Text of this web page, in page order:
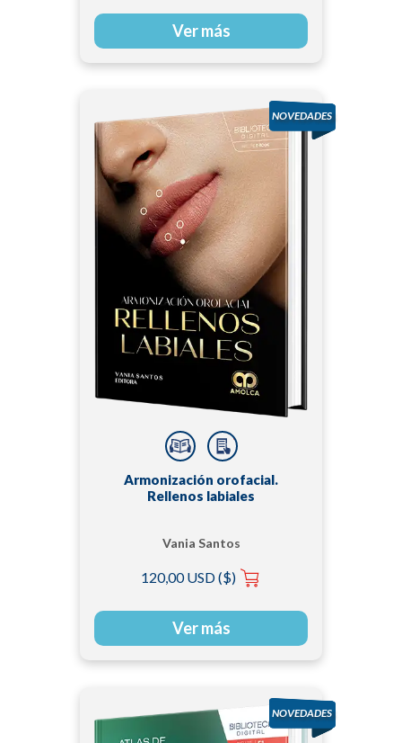
Ver más
Armonización orofacial.
Rellenos labiales
Vania Santos
120,00 USD ($)
Ver más